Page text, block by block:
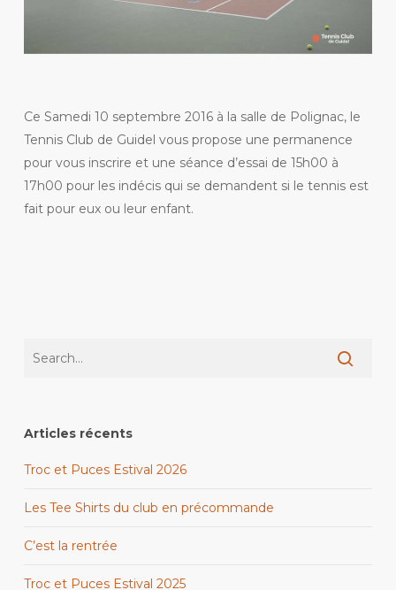
Ce Samedi 10 septembre 2016 à la salle de Polignac, le
Tennis Club de Guidel vous propose une permanence
pour vous inscrire et une séance d’essai de 15h00 à
17h00 pour les indécis qui se demandent si le tennis est
fait pour eux ou leur enfant.
Articles récents
Troc et Puces Estival 2026
Les Tee Shirts du club en précommande
C’est la rentrée
Troc et Puces Estival 2025